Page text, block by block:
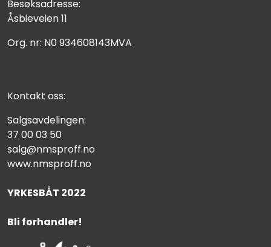
Besøksadresse:
Åsbieveien 11
Org. nr: N0 934608143MVA
Kontakt oss:
Salgsavdelingen:
37 00 03 50
salg@nmsproff.no
www.nmsproff.no
YRKESBÅT 2022
Bli forhandler!